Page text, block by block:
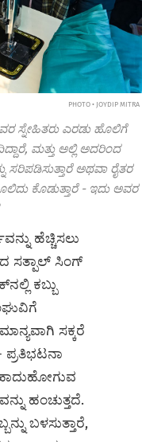
PHOTO • JOYDIP MITRA
ಸ್ನೇಹಿತರು ಎರಡು ಹೊಲಿಗೆ
ಮತ್ತು ಅಲ್ಲಿ ಅದರಿಂದ
ಸರಿಪಡಿಸುತ್ತಾರೆ ಅಥವಾ ರೈತರ
ಕೊಡುತ್ತಾರೆ - ಇದು ಅವರ
ಹೆಚ್ಚಿಸಲು
ಸತ್ಪಾಲ್ ಸಿಂಗ್
ಕಬ್ಬು
ಸಕ್ಕರೆ
ಪ್ರತಿಭಟನಾ
ಹಂಚುತ್ತದೆ.
ಬಳಸುತ್ತಾರೆ,